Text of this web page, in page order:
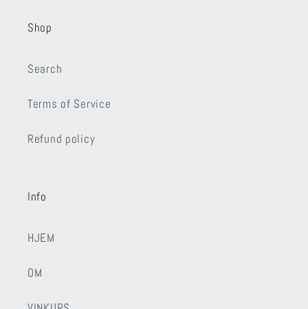
Shop
Search
Terms of Service
Refund policy
Info
HJEM
OM